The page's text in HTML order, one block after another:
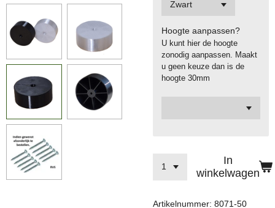
Hoogte aanpassen?
U kunt hier de hoogte
zonodig aanpassen. Maakt
u geen keuze dan is de
hoogte 30mm
In
winkelwagen
Artikelnummer: 8071-50